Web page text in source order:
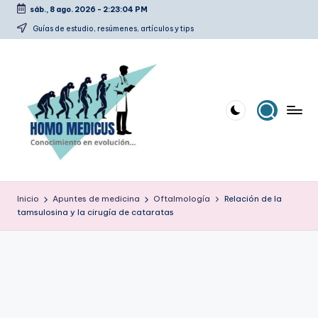
Saltar
sáb., 8 ago. 2026 - 2:23:05 PM
Guías de estudio, resúmenes, artículos y tips
o
m
estudio,
Inicio Apuntes de medicina Oftalmología
Relación de la
tamsulosina y la cirugía de cataratas